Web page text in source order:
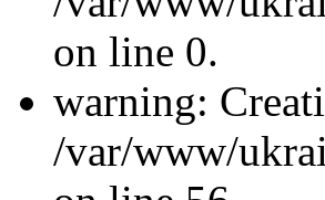
on line 0.
warning:
/var/www/